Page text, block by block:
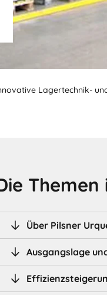
Lagertechnik-
Über Pilsner
Ausgangslage